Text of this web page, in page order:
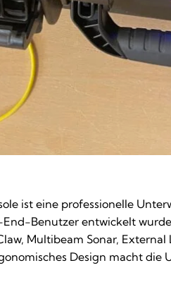
ist eine professionelle
Benutzer entwickelt
Multibeam Sonar,
Design macht die